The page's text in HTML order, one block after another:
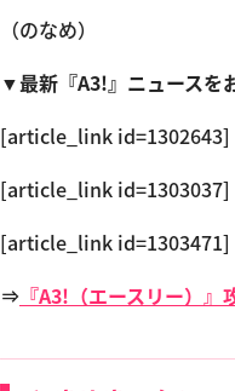
（のなめ）
▼最新『A3!』ニュースを
[article_link id=1302643]
[article_link id=1303037]
[article_link id=1303471]
⇒ 『A3!（エースリー）